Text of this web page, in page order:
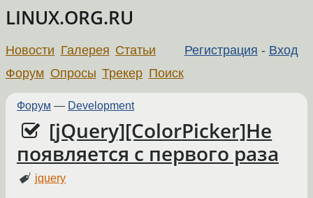
LINUX.ORG.RU
Регистрация - Вход
Новости Галерея Статьи
Форум Опросы Трекер Поиск
Форум — Development
[jQuery][ColorPicker]Не
появляется с первого раза
jquery